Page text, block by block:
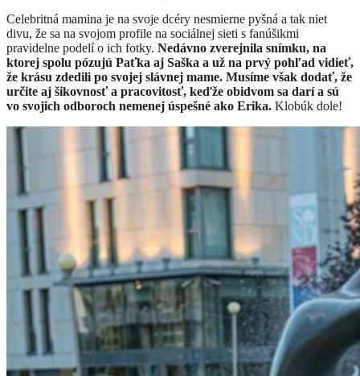
Celebritná mamina je na svoje dcéry nesmierne pyšná a tak niet
divu, že sa na svojom profile na sociálnej sieti s fanúšikmi
pravidelne podelí o ich fotky. Nedávno zverejnila snímku, na
ktorej spolu pózujú Paťka aj Saška a už na prvý pohľad vidieť,
že krásu zdedili po svojej slávnej mame. Musíme však dodať, že
určite aj šikovnosť a pracovitosť, keďže obidvom sa darí a sú
vo svojich odboroch nemenej úspešné ako Erika. Klobúk dole!